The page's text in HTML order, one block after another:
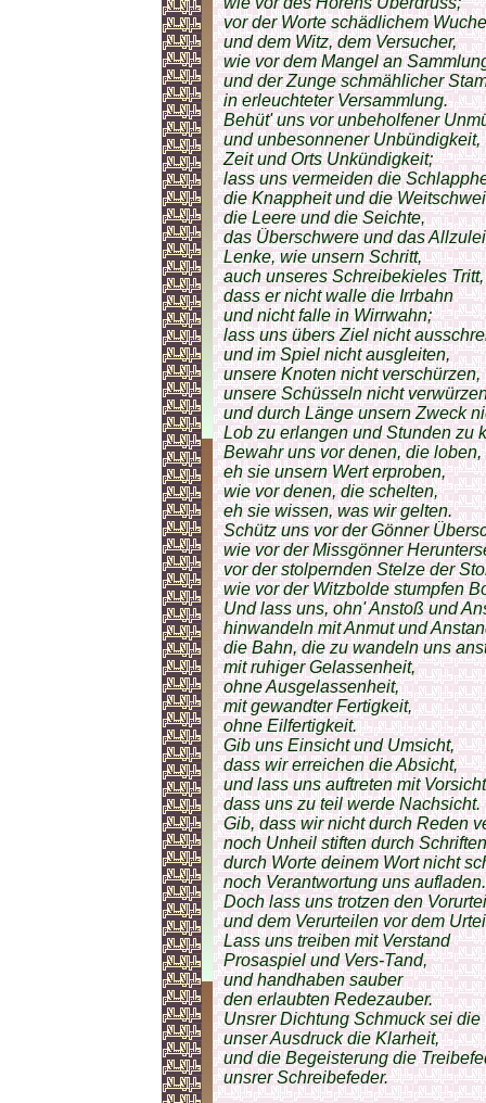
vor der Worte schädlichem
und dem Witz, dem Versucher,
wie vor dem Mangel an
und der Zunge schmählicher
in erleuchteter Versammlung.
Behüt' uns vor unbeholfener
und unbesonnener Unbündigkeit,
Zeit und Orts Unkündigkeit;
lass uns vermeiden die
die Knappheit und die
die Leere und die Seichte,
das Überschwere und das
Lenke, wie unsern Schritt,
auch unseres Schreibekieles Tritt,
dass er nicht walle die Irrbahn
und nicht falle in Wirrwahn;
lass uns übers Ziel nicht
und im Spiel nicht ausgleiten,
unsere Knoten nicht verschürzen,
unsere Schüsseln nicht
und durch Länge unsern Zweck
Lob zu erlangen und Stunden zu
Bewahr uns vor denen, die loben,
eh sie unsern Wert erproben,
wie vor denen, die schelten,
eh sie wissen, was wir gelten.
Schütz uns vor der Gönner
wie vor der Missgönner
vor der stolpernden Stelze der
wie vor der Witzbolde stumpfen
Und lass uns, ohn' Anstoß und
hinwandeln mit Anmut und
die Bahn, die zu wandeln uns
mit ruhiger Gelassenheit,
ohne Ausgelassenheit,
mit gewandter Fertigkeit,
ohne Eilfertigkeit.
Gib uns Einsicht und Umsicht,
dass wir erreichen die Absicht,
und lass uns auftreten mit
dass uns zu teil werde Nachsicht.
Gib, dass wir nicht durch Reden
noch Unheil stiften durch
durch Worte deinem Wort nicht
noch Verantwortung uns aufladen.
Doch lass uns trotzen den
und dem Verurteilen vor dem
Lass uns treiben mit Verstand
Prosaspiel und Vers-Tand,
und handhaben sauber
den erlaubten Redezauber.
Unsrer Dichtung Schmuck sei die
unser Ausdruck die Klarheit,
und die Begeisterung die
unsrer Schreibefeder.